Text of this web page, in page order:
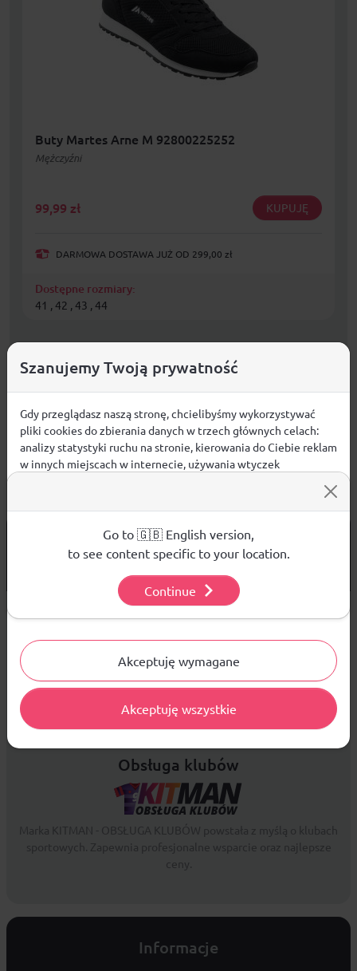
Buty Martes Arne M 92800225252
Mężczyźni
99,99 zł KUPUJĘ
DARMOWA DOSTAWA JUŻ OD 299,00 zł
Dostępne rozmiary:
41 , 42 , 43 , 44
DARMOWA WYSYŁKAod 299 PLN
NA ZWROT TOWARU
Sprzedaż hurtowa
Platforma B2B zapewnia profesjonalną obsługę biznesową i
najlepsze ceny dla odbiorców hurtowych.
Obsługa klubów
Informacje
Szanujemy Twoją prywatność
Gdy przeglądasz naszą stronę, chcielibyśmy wykorzystywać
pliki cookies do zbierania danych w trzech głównych celach:
analizy statystyki ruchu na stronie, kierowania do Ciebie reklam
w innych miejscach w internecie, używania wtyczek
używanych plików cookies.
Aby dowiedzieć się więcej o plikach cookie i tym, jak
wykorzystujemy Twoje dane, odwiedź naszą Polityką
Akceptuję wymagane
Akceptuję wszystkie
Go to 🇬🇧 English version,
to see content specific to your location.
Continue